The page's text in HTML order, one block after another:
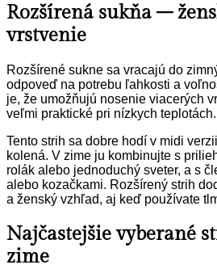
Rozšírená sukňa –
vrstvenie
Rozšírené sukne sa vracajú do
odpoveď na potrebu ľahkosti a
je, že umožňujú nosenie viacerých
veľmi praktické pri nízkych teplotách.
Tento strih sa dobre hodí v midi
kolená. V zime ju kombinujte s
rolák alebo jednoduchý sveter, a s
alebo kozačkami. Rozšírený strih
a ženský vzhľad, aj keď používate
Najčastejšie vyberané
zime